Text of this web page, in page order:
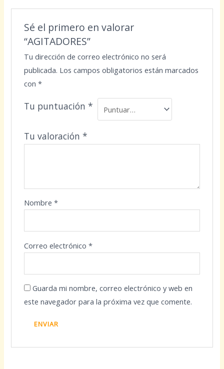
Sé el primero en valorar
“AGITADORES”
Tu dirección de correo electrónico no será
publicada. Los campos obligatorios están marcados
con *
Tu puntuación *
Tu valoración *
Nombre *
Correo electrónico *
Guarda mi nombre, correo electrónico y web en
este navegador para la próxima vez que comente.